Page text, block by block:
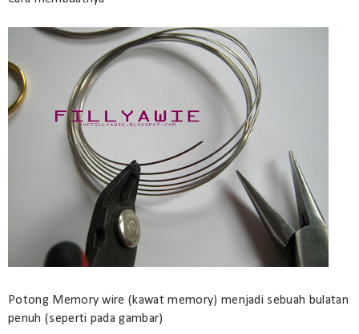
Potong Memory wire (kawat memory) menjadi sebuah bulatan
penuh (seperti pada gambar)